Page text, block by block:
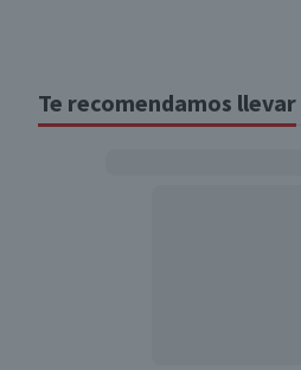
Te recomendamos llevar